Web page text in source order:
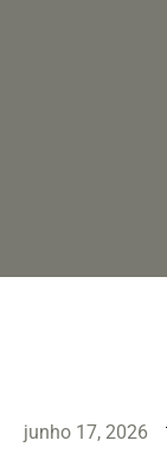
junho 17, 2026